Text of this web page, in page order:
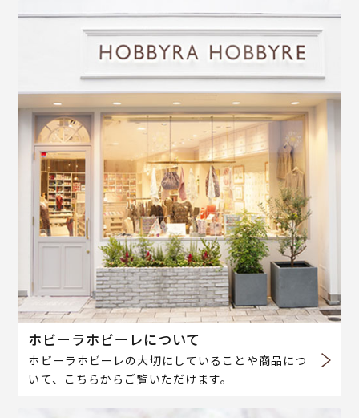
ホビーラホビーレについて
ホビーラホビーレの大切にしていることや商品につ
いて、こちらからご覧いただけます。